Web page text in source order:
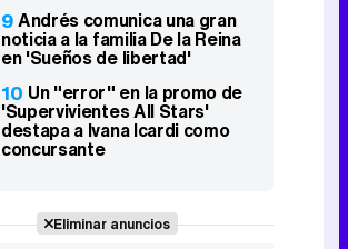
9Andrés comunica una gran
noticia a la familia De la Reina
en 'Sueños de libertad'
10 Un "error" en la promo de
'Supervivientes All Stars'
destapa a Ivana Icardi como
concursante
Eliminar anuncios